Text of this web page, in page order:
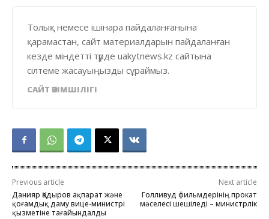
Толық немесе ішінара пайдаланғанына
қарамастан, сайт материалдарын пайдаланған
кезде міндетті түрде uakytnews.kz сайтына
сілтеме жасауыңызды сұраймыз.
САЙТ ӘКІМШІЛІГІ
Previous article
Данияр Қадыров ақпарат және
қоғамдық даму вице-министрі
қызметіне тағайындалды
Next article
Голливуд фильмдерінің прокат
мәселесі шешіледі – министрлік